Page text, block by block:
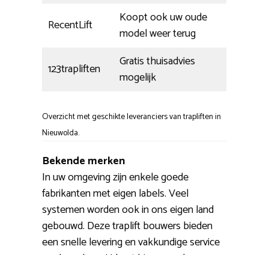
RecentLift
Koopt ook uw oude
model weer terug
123trapliften
Gratis thuisadvies
mogelijk
Overzicht met geschikte leveranciers van trapliften in
Nieuwolda.
Bekende merken
In uw omgeving zijn enkele goede
fabrikanten met eigen labels. Veel
systemen worden ook in ons eigen land
gebouwd. Deze traplift bouwers bieden
een snelle levering en vakkundige service